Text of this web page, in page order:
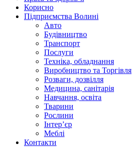
Корисно
Підприємства Волині
Авто
Будівництво
Транспорт
Послуги
Техніка, обладнання
Виробництво та Торгівля
Розваги, дозвілля
Медицина, санітарія
Навчання, освіта
Тварини
Рослини
Інтер’єр
Меблі
Контакти